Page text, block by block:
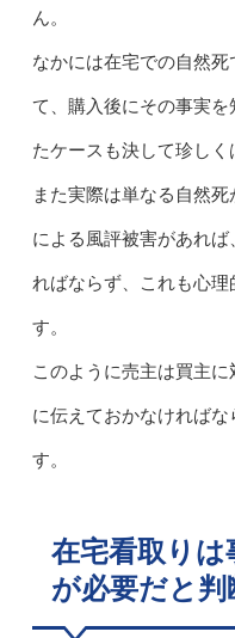
ん。
なかには在宅での自然
て、購入後にその事実
たケースも決して珍しく
また実際は単なる自然
による風評被害があれ
ればならず、これも心理
す。
このように売主は買主
に伝えておかなければ
す。
在宅看取りは
が必要だと